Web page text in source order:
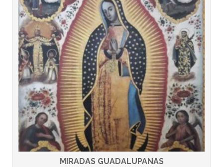
MIRADAS GUADALUPANAS